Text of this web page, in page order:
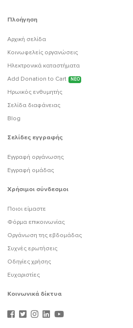
Πλοήγηση
Αρχική σελίδα
Κοινωφελείς οργανώσεις
Ηλεκτρονικά καταστήματα
Add Donation to Cart
ΝΕΟ
Ηρωικός ενθυμητής
Σελίδα διαφάνειας
Blog
Σελίδες εγγραφής
Εγγραφή οργάνωσης
Εγγραφή ομάδας
Χρήσιμοι σύνδεσμοι
Ποιοι είμαστε
Φόρμα επικοινωνίας
Οργάνωση της εβδομάδας
Συχνές ερωτήσεις
Οδηγίες χρήσης
Ευχαριστίες
Κοινωνικά δίκτυα